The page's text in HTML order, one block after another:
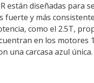
están diseñadas
fuerte y más
como el 2.5T,
en los motores
una carcasa azul única.